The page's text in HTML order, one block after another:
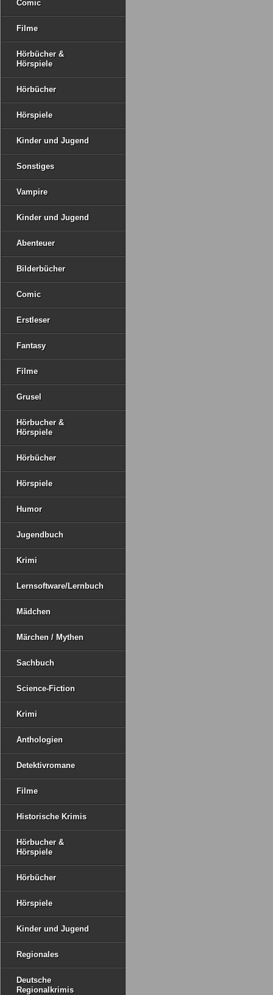
Comic
Filme
Hörbücher &
Hörspiele
Hörbücher
Hörspiele
Kinder und Jugend
Sonstiges
Vampire
Kinder und Jugend
Abenteuer
Bilderbücher
Comic
Erstleser
Fantasy
Filme
Grusel
Hörbucher &
Hörspiele
Hörbücher
Hörspiele
Humor
Jugendbuch
Krimi
Lernsoftware/Lernbuch
Mädchen
Märchen / Mythen
Sachbuch
Science-Fiction
Krimi
Anthologien
Detektivromane
Filme
Historische Krimis
Hörbucher &
Hörspiele
Hörbücher
Hörspiele
Kinder und Jugend
Regionales
Deutsche
Regionalkrimis